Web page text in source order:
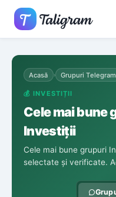
Acasă › Grupuri Telegram
💰 INVESTIȚII
Cele mai bune
Investiții
Cele mai bune grupuri
selectate și verificate.